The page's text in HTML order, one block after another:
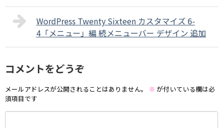
WordPress Twenty Sixteen カスタマイズ 6-
4「メニュー」編 続メニューバー デザイン 追加
コメントをどうぞ
メールアドレスが公開されることはありません。 ※ が付いている欄は必
須項目です